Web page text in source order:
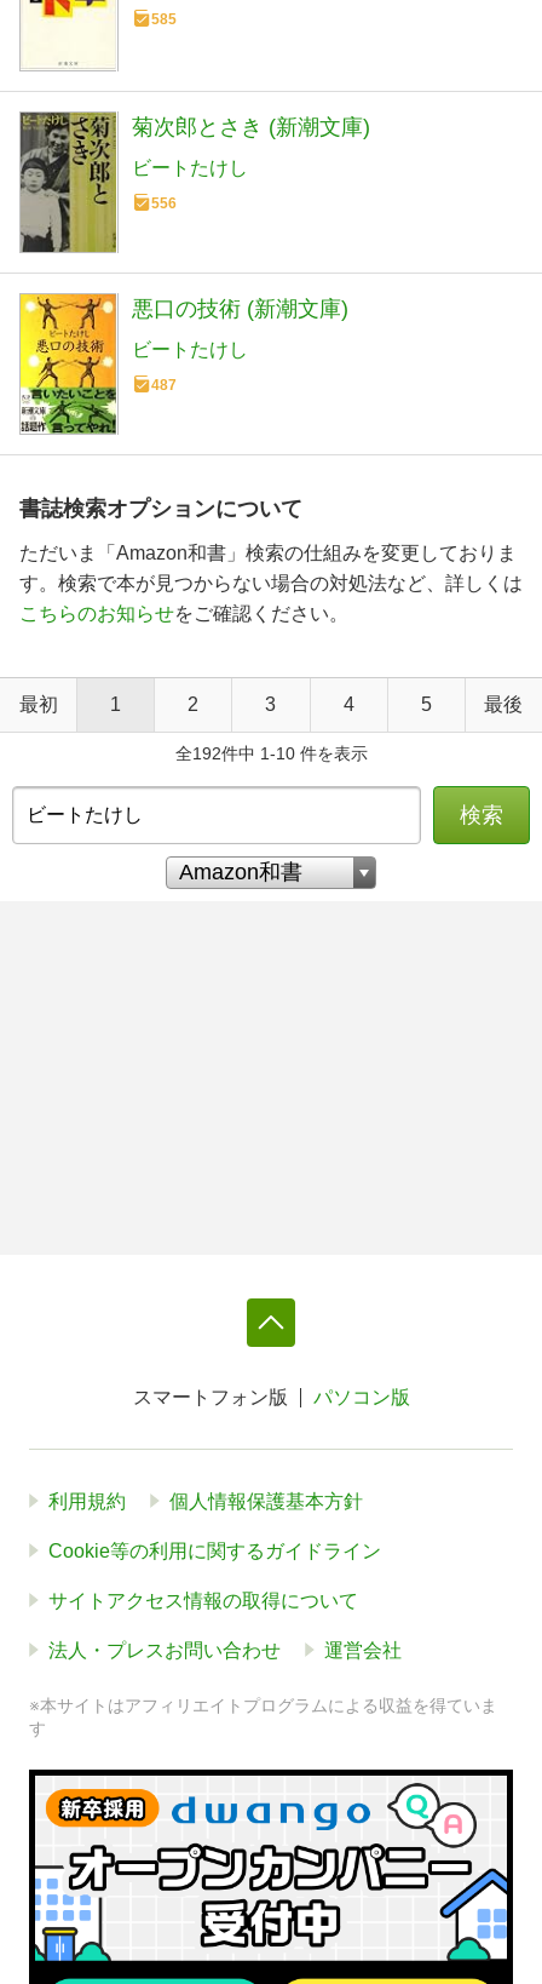
585
菊次郎とさき (新潮文庫)
ビートたけし
556
悪口の技術 (新潮文庫)
ビートたけし
487
書誌検索オプションについて
ただいま「Amazon和書」検索の仕組みを変更しておりま
す。検索で本が見つからない場合の対処法など、詳しくは
こちらのお知らせをご確認ください。
最初 1 2 3 4 5 最後
全192件中 1-10 件を表示
検索
スマートフォン版 パソコン版
利用規約 個人情報保護基本方針
Cookie等の利用に関するガイドライン
サイトアクセス情報の取得について
法人・プレスお問い合わせ 運営会社
※本サイトはアフィリエイトプログラムによる収益を得ていま
す